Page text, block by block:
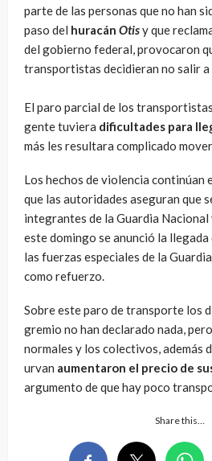
parte de las personas que no han
paso del huracán Otisy que
del gobierno federal, provocaron
transportistas decidieran no salir
El paro parcial de los
gente tuviera dificultades para
más les resultara complicado
Los hechos de violencia continúan
que las autoridades aseguran que
integrantes de la Guardia
este domingo se anunció la
las fuerzas especiales de la
como refuerzo.
Sobre este paro de transporte los
gremio no han declarado nada,
normales y los colectivos, además
urvan aumentaron el precio de
argumento de que hay poco
Share this…